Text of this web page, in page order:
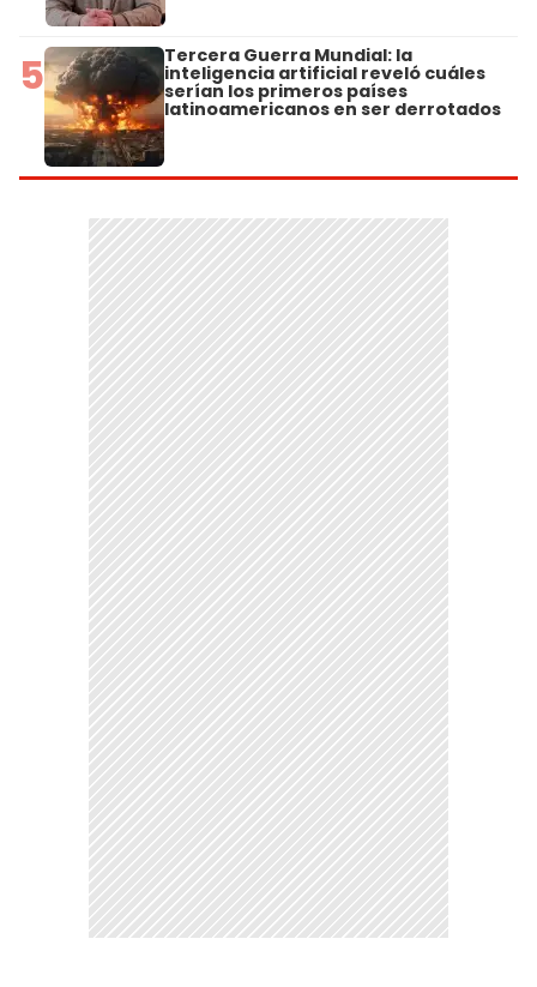
5 Tercera Guerra Mundial: la
inteligencia artificial reveló cuáles
serían los primeros países
latinoamericanos en ser derrotados